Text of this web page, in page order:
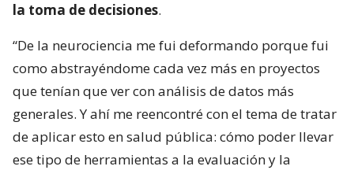
la toma de decisiones.
“De la neurociencia me fui deformando porque fui
como abstrayéndome cada vez más en proyectos
que tenían que ver con análisis de datos más
generales. Y ahí me reencontré con el tema de tratar
de aplicar esto en salud pública: cómo poder llevar
ese tipo de herramientas a la evaluación y la